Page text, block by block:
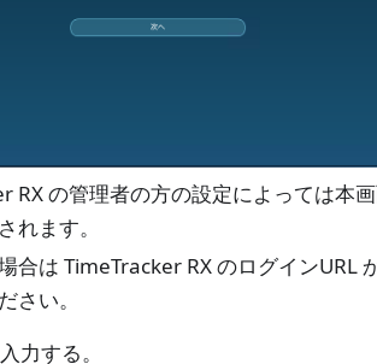
RX の管理者の方の設定によっては本
れます。
合は TimeTracker RX のログインURL
さい。
力する。